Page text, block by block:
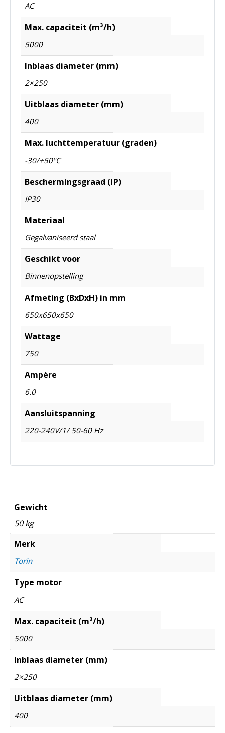
AC
Max. capaciteit (m³/h)
5000
Inblaas diameter (mm)
2×250
Uitblaas diameter (mm)
400
Max. luchttemperatuur (graden)
-30/+50ºC
Beschermingsgraad (IP)
IP30
Materiaal
Gegalvaniseerd staal
Geschikt voor
Binnenopstelling
Afmeting (BxDxH) in mm
650x650x650
Wattage
750
Ampère
6.0
Aansluitspanning
220-240V/1/ 50-60 Hz
Gewicht
50 kg
Merk
Torin
Type motor
AC
Max. capaciteit (m³/h)
5000
Inblaas diameter (mm)
2×250
Uitblaas diameter (mm)
400